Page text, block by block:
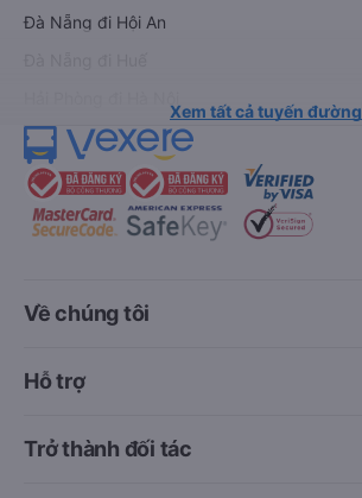
Đà Nẵng đi Hội An
Xem tất cả tuyến đường
Về chúng tôi
Hỗ trợ
Trở thành đối tác